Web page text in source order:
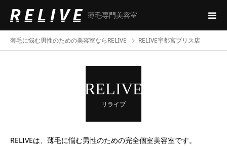
薄毛専門美容室
薄毛に悩む男性のための美容室ならRELIVE RELIVE宇都宮ブリス店
RELIVE
リライブ
RELIVEは、薄毛に悩む男性のための完全個室美容室です。